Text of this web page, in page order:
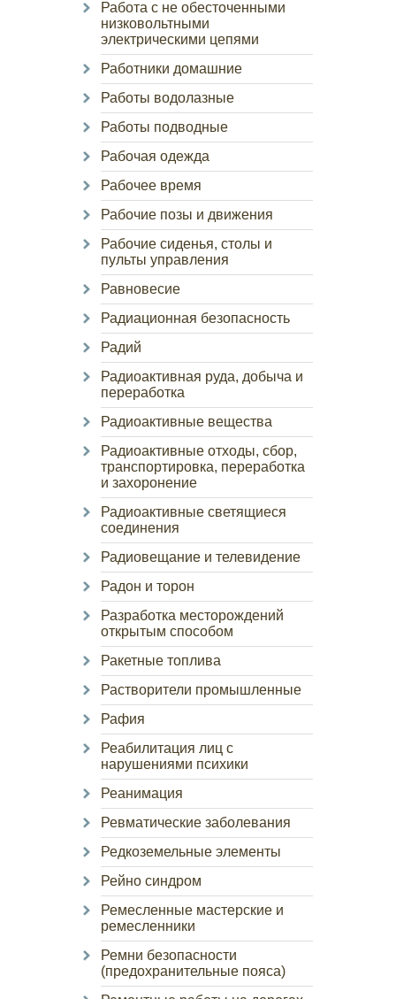
Работа с не обесточенными
низковольтными
электрическими цепями
Работники домашние
Работы водолазные
Работы подводные
Рабочая одежда
Рабочее время
Рабочие позы и движения
Рабочие сиденья, столы и
пульты управления
Равновесие
Радиационная безопасность
Радий
Радиоактивная руда, добыча и
переработка
Радиоактивные вещества
Радиоактивные отходы, сбор,
транспортировка, переработка
и захоронение
Радиоактивные светящиеся
соединения
Радиовещание и телевидение
Радон и торон
Разработка месторождений
открытым способом
Ракетные топлива
Растворители промышленные
Рафия
Реабилитация лиц с
нарушениями психики
Реанимация
Ревматические заболевания
Редкоземельные элементы
Рейно синдром
Ремесленные мастерские и
ремесленники
Ремни безопасности
(предохранительные пояса)